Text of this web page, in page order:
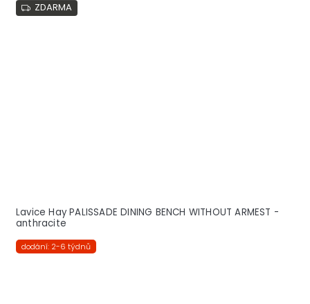
ZDARMA
Lavice Hay PALISSADE DINING BENCH WITHOUT ARMEST -
anthracite
dodání: 2-6 týdnů